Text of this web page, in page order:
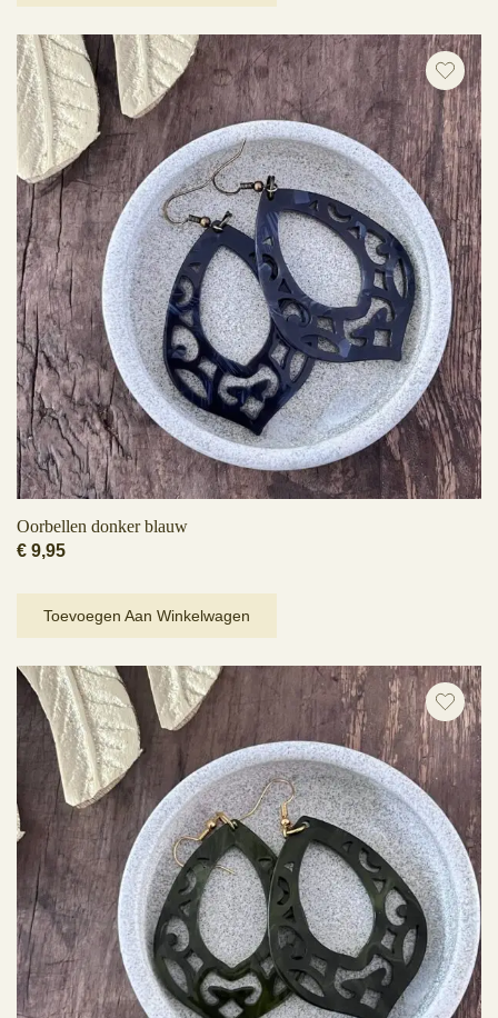
Oorbellen donker blauw
€ 9,95
Toevoegen Aan Winkelwagen